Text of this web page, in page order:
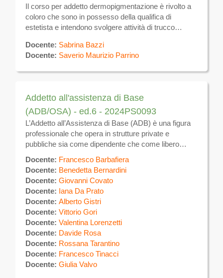
Il corso per addetto dermopigmentazione è rivolto a
coloro che sono in possesso della qualifica di
estetista e intendono svolgere attività di trucco
dermopigmentazione.
Docente: Sabrina Bazzi
Docente: Saverio Maurizio Parrino
Addetto all'assistenza di Base
(ADB/OSA) - ed.6 - 2024PS0093
L’Addetto all’Assistenza di Base (ADB) è una figura
professionale che opera in strutture private e
pubbliche sia come dipendente che come libero
Docente: Francesco Barbafiera
Docente: Benedetta Bernardini
Docente: Giovanni Covato
Docente: Iana Da Prato
Docente: Alberto Gistri
Docente: Vittorio Gori
Docente: Valentina Lorenzetti
Docente: Davide Rosa
Docente: Rossana Tarantino
Docente: Francesco Tinacci
Docente: Giulia Valvo